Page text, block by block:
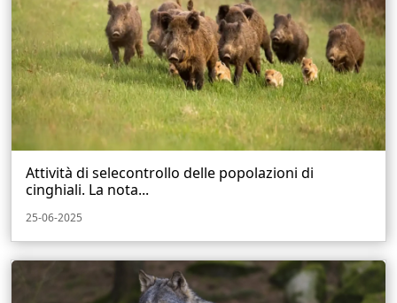
Attività di selecontrollo delle popolazioni di
cinghiali. La nota...
25-06-2025